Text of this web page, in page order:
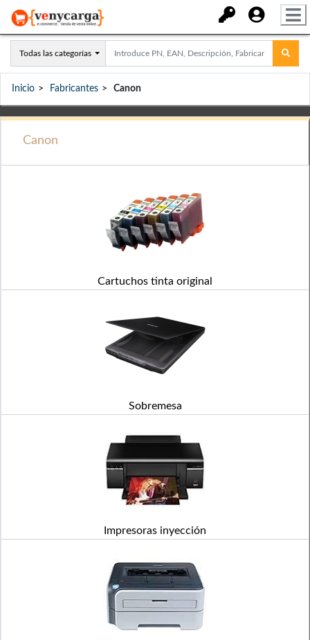
Todas las categorías
Inicio Fabricantes Canon
Canon
Cartuchos tinta original
Sobremesa
Impresoras inyección